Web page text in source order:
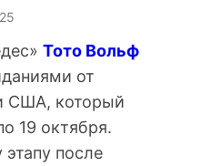
Тото Вольф
от
США, который
19 октября.
после